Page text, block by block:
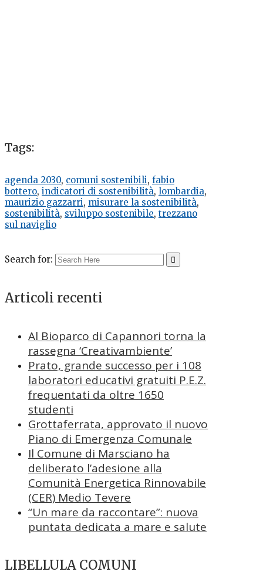
Tags:
agenda 2030, comuni sostenibili, fabio
bottero, indicatori di sostenibilità, lombardia,
maurizio gazzarri, misurare la sostenibilità,
sostenibilità, sviluppo sostenibile, trezzano
sul naviglio
Search for:
Articoli recenti
Al Bioparco di Capannori torna la
rassegna ‘Creativambiente’
Prato, grande successo per i 108
laboratori educativi gratuiti P.E.Z.
frequentati da oltre 1650
studenti
Grottaferrata, approvato il nuovo
Piano di Emergenza Comunale
Il Comune di Marsciano ha
deliberato l’adesione alla
Comunità Energetica Rinnovabile
(CER) Medio Tevere
“Un mare da raccontare”: nuova
puntata dedicata a mare e salute
LIBELLULA COMUNI